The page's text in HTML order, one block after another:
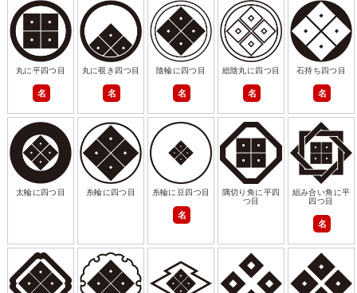
丸に平四つ目
名
丸に覗き四つ目
名
陰輪に四つ目
名
総陰丸に四つ目
名
石持ち四つ目
名
太輪に四つ目 糸輪に四つ目 糸輪に豆四つ目
名
隅切り角に平四
つ目
組み合い角に平
四つ目
名